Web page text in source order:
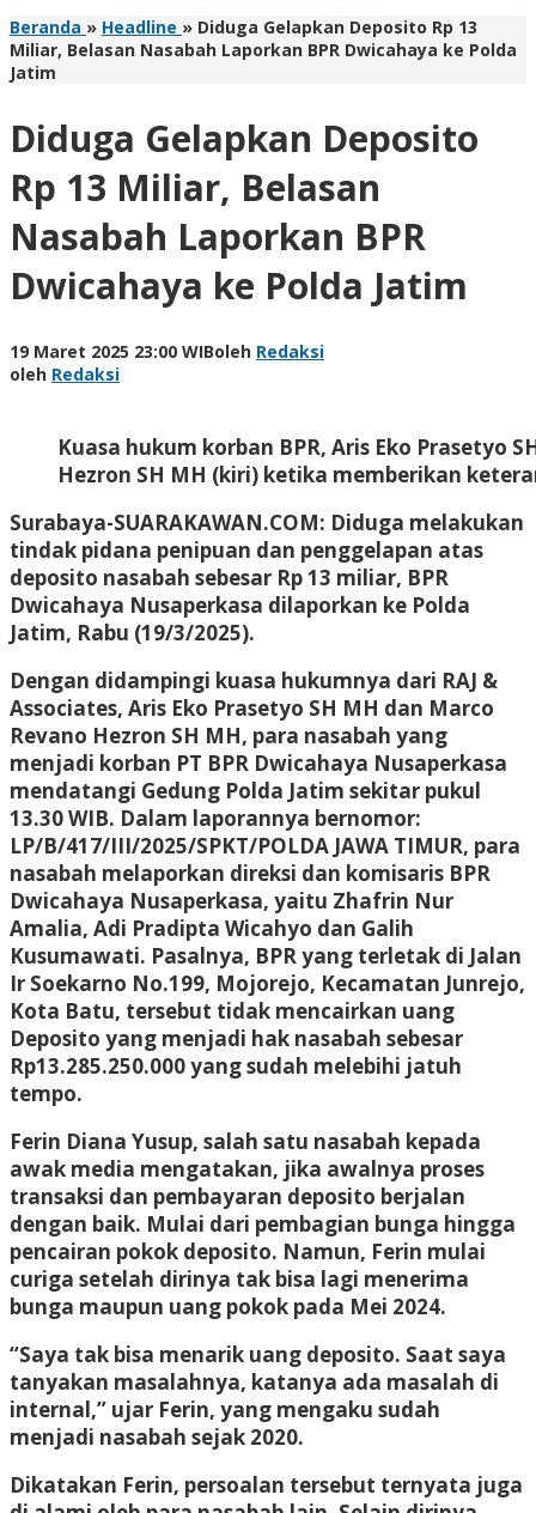
Beranda » Headline » Diduga Gelapkan Deposito Rp 13
Miliar, Belasan Nasabah Laporkan BPR Dwicahaya ke Polda
Jatim
Diduga Gelapkan Deposito
Rp 13 Miliar, Belasan
Nasabah Laporkan BPR
Dwicahaya ke Polda Jatim
19 Maret 2025 23:00 WIBoleh Redaksi
oleh Redaksi
Kuasa hukum korban BPR, Aris Eko Prasetyo
Hezron SH MH (kiri) ketika memberikan
Surabaya-SUARAKAWAN.COM: Diduga melakukan
tindak pidana penipuan dan penggelapan atas
deposito nasabah sebesar Rp 13 miliar, BPR
Dwicahaya Nusaperkasa dilaporkan ke Polda
Jatim, Rabu (19/3/2025).
Dengan didampingi kuasa hukumnya dari RAJ &
Associates, Aris Eko Prasetyo SH MH dan Marco
Revano Hezron SH MH, para nasabah yang
menjadi korban PT BPR Dwicahaya Nusaperkasa
mendatangi Gedung Polda Jatim sekitar pukul
13.30 WIB. Dalam laporannya bernomor:
LP/B/417/III/2025/SPKT/POLDA JAWA TIMUR, para
nasabah melaporkan direksi dan komisaris BPR
Dwicahaya Nusaperkasa, yaitu Zhafrin Nur
Amalia, Adi Pradipta Wicahyo dan Galih
Kusumawati. Pasalnya, BPR yang terletak di Jalan
Ir Soekarno No.199, Mojorejo, Kecamatan Junrejo,
Kota Batu, tersebut tidak mencairkan uang
Deposito yang menjadi hak nasabah sebesar
Rp13.285.250.000 yang sudah melebihi jatuh
tempo.
Ferin Diana Yusup, salah satu nasabah kepada
awak media mengatakan, jika awalnya proses
transaksi dan pembayaran deposito berjalan
dengan baik. Mulai dari pembagian bunga hingga
pencairan pokok deposito. Namun, Ferin mulai
curiga setelah dirinya tak bisa lagi menerima
bunga maupun uang pokok pada Mei 2024.
“Saya tak bisa menarik uang deposito. Saat saya
tanyakan masalahnya, katanya ada masalah di
internal,” ujar Ferin, yang mengaku sudah
menjadi nasabah sejak 2020.
Dikatakan Ferin, persoalan tersebut ternyata juga